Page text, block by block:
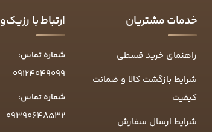
خدمات مشتریان
راهنمای خرید قسطی
شرایط بازگشت کالا و ضمانت
کیفیت
شرایط ارسال سفارش
ارتباط با
شماره تماس:
09124049099
شماره تماس:
09390648532